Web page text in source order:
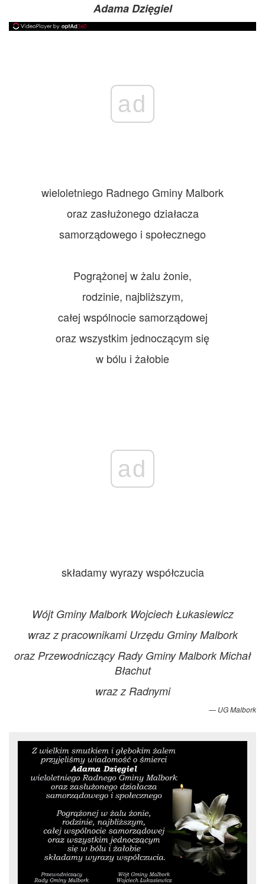
Adama Dzięgiel
ad
wieloletniego Radnego Gminy Malbork
oraz zasłużonego działacza
samorządowego i społecznego
Pogrążonej w żalu żonie,
rodzinie, najbliższym,
całej wspólnocie samorządowej
oraz wszystkim jednoczącym się
w bólu i żałobie
ad
składamy wyrazy współczucia
Wójt Gminy Malbork Wojciech Łukasiewicz
wraz z pracownikami Urzędu Gminy Malbork
oraz Przewodniczący Rady Gminy Malbork Michał
Błachut
wraz z Radnymi
UG Malbork